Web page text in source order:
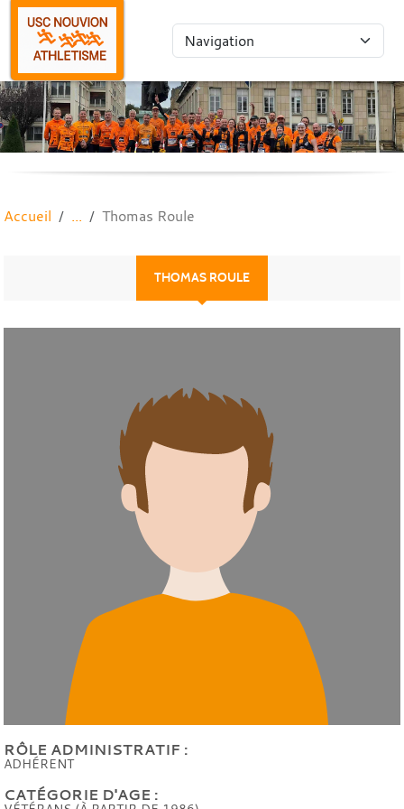
Accueil Thomas Roule
THOMAS ROULE
RÔLE ADMINISTRATIF :
ADHÉRENT
CATÉGORIE D'AGE :
Panneau de gestion des cookies